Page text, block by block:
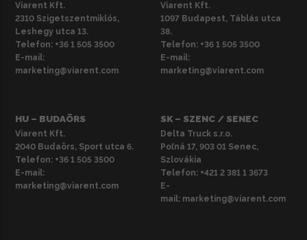
Viarent Kft.
2310 Szigetszentmiklós,
Leshegy utca 13.
Telefon: +36 1 505 3500
E-mail:
marketing@viarent.com
Viarent Kft.
1097 Budapest, Táblás utca
38.
Telefon: +36 1 505 3500
E-mail:
marketing@viarent.com
HU – BUDAÖRS
Viarent Kft.
2040 Budaörs, Sport utca 6.
Telefon: +36 1 505 3500
E-mail:
marketing@viarent.com
SK – SZENC / SENEC
Delta Truck s.r.o.
Poľná 17, 903 01 Senec,
Szlovákia
Telefon: +421 2 381 1 3673
E-
mail: marketing@viarent.com